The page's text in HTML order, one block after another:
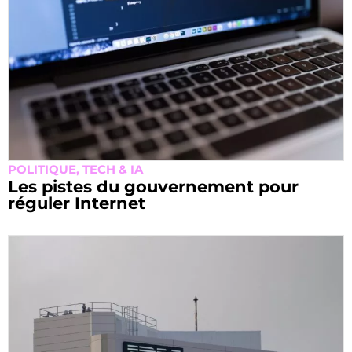
POLITIQUE, TECH & IA
Les pistes du gouvernement pour
réguler Internet